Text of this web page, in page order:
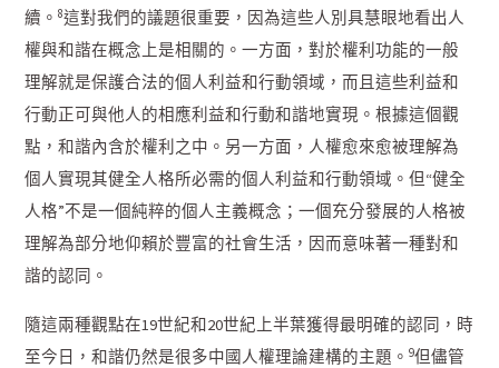
續。8這對我們的議題很重要，因為這些人別具慧眼地看出人
權與和諧在概念上是相關的。一方面，對於權利功能的一般
理解就是保護合法的個人利益和行動領域，而且這些利益和
行動正可與他人的相應利益和行動和諧地實現。根據這個觀
點，和諧內含於權利之中。另一方面，人權愈來愈被理解為
個人實現其健全人格所必需的個人利益和行動領域。但“健全
人格”不是一個純粹的個人主義概念；一個充分發展的人格被
理解為部分地仰賴於豐富的社會生活，因而意味著一種對和
諧的認同。
隨這兩種觀點在19世紀和20世紀上半葉獲得最明確的認同，時
至今日，和諧仍然是很多中國人權理論建構的主題。9但儘管